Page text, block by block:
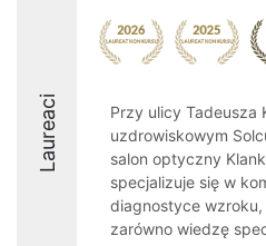
Laureaci
Przy ulicy Tadeusza
uzdrowiskowym
salon optyczny
specjalizuje się w
diagnostyce
zarówno wiedzę